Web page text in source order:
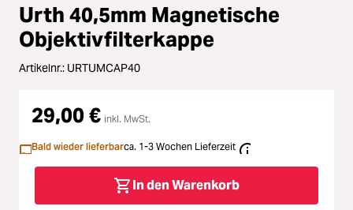
Licht & Studio
Ferngläser
Second Hand
Urth 40,5mm Magnetische
Objektivfilterkappe
Artikelnr.: URTUMCAP40
29,00 € inkl. MwSt.
Bald wieder lieferbarca. 1-3 Wochen Lieferzeit
In den Warenkorb